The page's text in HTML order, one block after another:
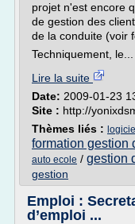
projet n'est encore
de gestion des
de la conduite (voir
Techniquement, le...
Lire la suite
Date: 2009-01-23
Site : http://
Thèmes liés :
formation gestion
auto ecole / gestion
gestion
Emploi :
d’emploi ...